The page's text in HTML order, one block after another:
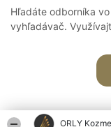
ORLY
Hľadáte odborníka
vyhľadávač.